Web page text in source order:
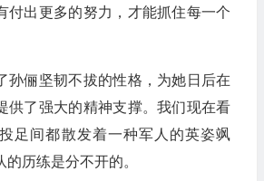
付出更多的努力，才能抓住每一个
孙俪坚韧不拔的性格，为她日后在
供了强大的精神支撑。我们现在看
足间都散发着一种军人的英姿飒
历练是分不开的。